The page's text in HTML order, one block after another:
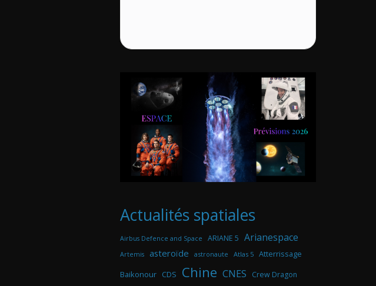
Actualités spatiales
Airbus Defence and Space ARIANE 5 Arianespace
Artemis asteroïde astronaute Atlas 5 Atterrissage
Baikonour CDS Chine CNES Crew Dragon